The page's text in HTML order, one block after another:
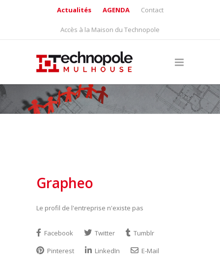
Actualités AGENDA Contact
Accès à la Maison du Technopole
Grapheo
Le profil de l'entreprise n'existe pas
Facebook Twitter
Tumblr
Pinterest
LinkedIn E-Mail